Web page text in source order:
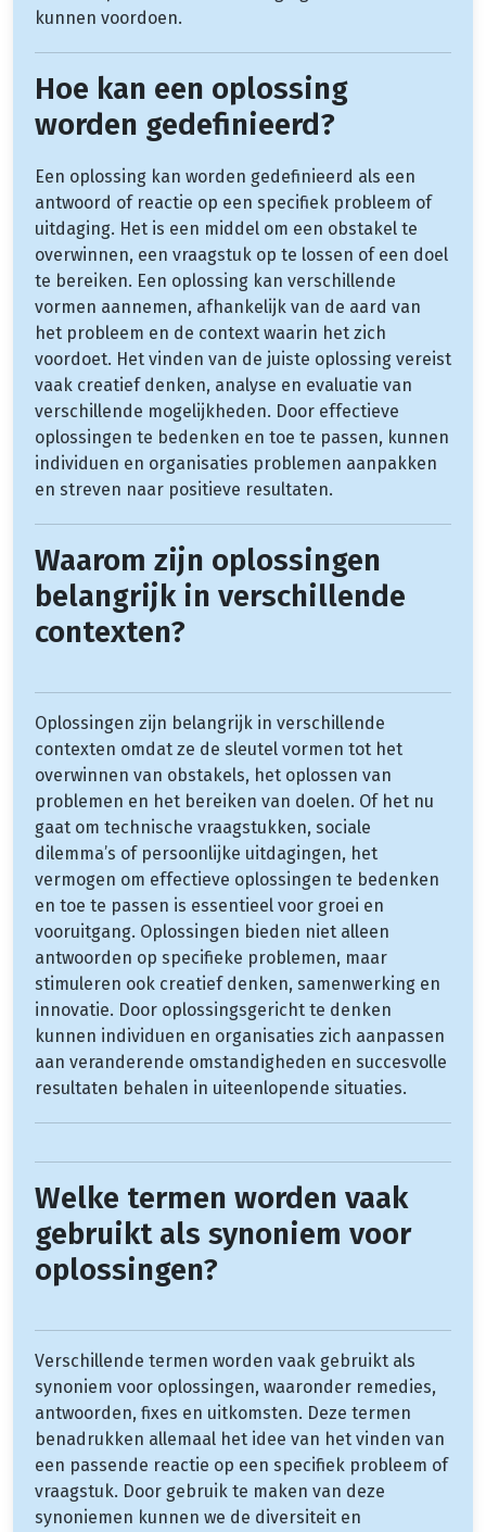
kunnen voordoen.
Hoe kan een oplossing
worden gedefinieerd?
Een oplossing kan worden gedefinieerd als een
antwoord of reactie op een specifiek probleem of
uitdaging. Het is een middel om een obstakel te
overwinnen, een vraagstuk op te lossen of een doel
te bereiken. Een oplossing kan verschillende
vormen aannemen, afhankelijk van de aard van
het probleem en de context waarin het zich
voordoet. Het vinden van de juiste oplossing vereist
vaak creatief denken, analyse en evaluatie van
verschillende mogelijkheden. Door effectieve
oplossingen te bedenken en toe te passen, kunnen
individuen en organisaties problemen aanpakken
en streven naar positieve resultaten.
Waarom zijn oplossingen
belangrijk in verschillende
contexten?
Oplossingen zijn belangrijk in verschillende
contexten omdat ze de sleutel vormen tot het
overwinnen van obstakels, het oplossen van
problemen en het bereiken van doelen. Of het nu
gaat om technische vraagstukken, sociale
dilemma’s of persoonlijke uitdagingen, het
vermogen om effectieve oplossingen te bedenken
en toe te passen is essentieel voor groei en
vooruitgang. Oplossingen bieden niet alleen
antwoorden op specifieke problemen, maar
stimuleren ook creatief denken, samenwerking en
innovatie. Door oplossingsgericht te denken
kunnen individuen en organisaties zich aanpassen
aan veranderende omstandigheden en succesvolle
resultaten behalen in uiteenlopende situaties.
Welke termen worden vaak
gebruikt als synoniem voor
oplossingen?
Verschillende termen worden vaak gebruikt als
synoniem voor oplossingen, waaronder remedies,
antwoorden, fixes en uitkomsten. Deze termen
benadrukken allemaal het idee van het vinden van
een passende reactie op een specifiek probleem of
vraagstuk. Door gebruik te maken van deze
synoniemen kunnen we de diversiteit en